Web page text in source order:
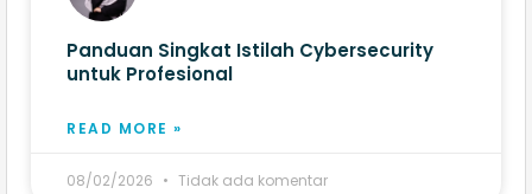
Panduan Singkat Istilah Cybersecurity
untuk Profesional
READ MORE »
08/02/2026 Tidak ada komentar